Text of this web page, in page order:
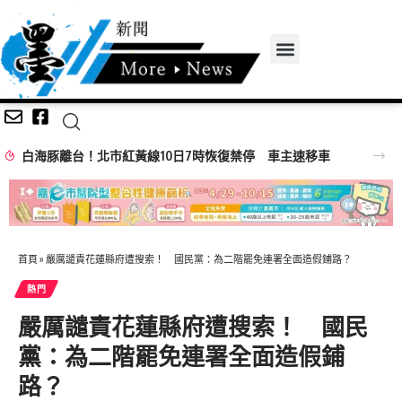
白海豚離台！北市紅黃線10日7時恢復禁停 車主速移車
首頁 » 嚴厲譴責花蓮縣府遭搜索！ 國民黨：為二階罷免連署全面造假鋪路？
熱門
嚴厲譴責花蓮縣府遭搜索！ 國民
黨：為二階罷免連署全面造假鋪
路？